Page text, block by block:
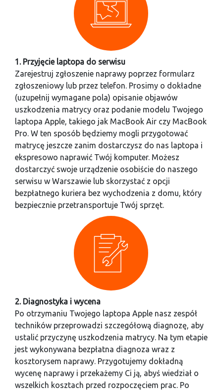
1. Przyjęcie laptopa do serwisu
Zarejestruj zgłoszenie naprawy poprzez formularz
zgłoszeniowy lub przez telefon. Prosimy o dokładne
(uzupełnij wymagane pola) opisanie objawów
uszkodzenia matrycy oraz podanie modelu Twojego
laptopa Apple, takiego jak MacBook Air czy MacBook
Pro. W ten sposób będziemy mogli przygotować
matrycę jeszcze zanim dostarczysz do nas laptopa i
ekspresowo naprawić Twój komputer. Możesz
dostarczyć swoje urządzenie osobiście do naszego
serwisu w Warszawie lub skorzystać z opcji
bezpłatnego kuriera bez wychodzenia z domu, który
bezpiecznie przetransportuje Twój sprzęt.
2. Diagnostyka i wycena
Po otrzymaniu Twojego laptopa Apple nasz zespół
techników przeprowadzi szczegółową diagnozę, aby
ustalić przyczynę uszkodzenia matrycy. Na tym etapie
jest wykonywana bezpłatna diagnoza wraz z
kosztorysem naprawy. Przygotujemy dokładną
wycenę naprawy i przekażemy Ci ją, abyś wiedział o
wszelkich kosztach przed rozpoczęciem prac. Po